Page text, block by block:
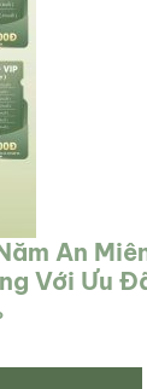
An
Với Ưu